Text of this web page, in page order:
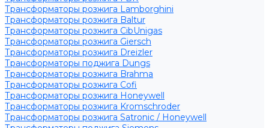
Трансформаторы розжига Lamborghini
Трансформаторы розжига Baltur
Трансформаторы розжига CibUnigas
Трансформаторы розжига Giersch
Трансформаторы розжига Dreizler
Трансформаторы поджига Dungs
Трансформаторы розжига Brahma
Трансформаторы розжига Cofi
Трансформаторы розжига Honeywell
Трансформаторы розжига Kromschroder
Трансформаторы розжига Satronic / Honeywell